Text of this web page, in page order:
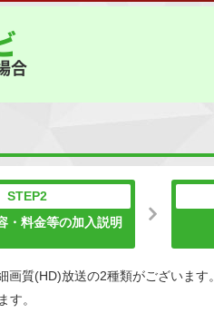
合
STEP2
・料金等の加入説明
質(HD)放送の2種類がございます。
す。